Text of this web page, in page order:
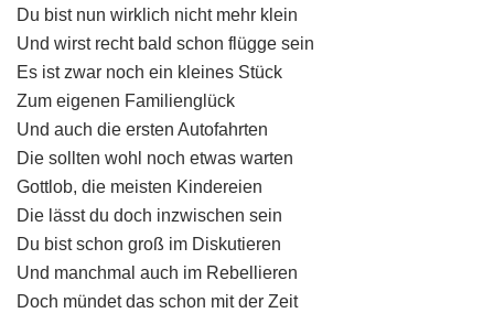
Du bist nun wirklich nicht mehr klein
Und wirst recht bald schon flügge sein
Es ist zwar noch ein kleines Stück
Zum eigenen Familienglück
Und auch die ersten Autofahrten
Die sollten wohl noch etwas warten
Gottlob, die meisten Kindereien
Die lässt du doch inzwischen sein
Du bist schon groß im Diskutieren
Und manchmal auch im Rebellieren
Doch mündet das schon mit der Zeit